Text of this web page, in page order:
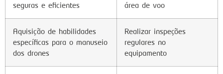
seguras e eficientes
área de voo
Aquisição de habilidades
específicas para o manuseio
dos drones
Realizar inspeções
regulares no
equipamento